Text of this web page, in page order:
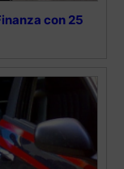
con 25